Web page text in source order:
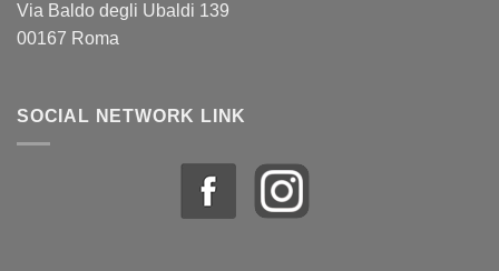
Via Baldo degli Ubaldi 139
00167 Roma
SOCIAL NETWORK LINK